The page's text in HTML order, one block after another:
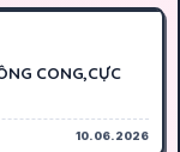
CONG,CỰC
10.06.2026